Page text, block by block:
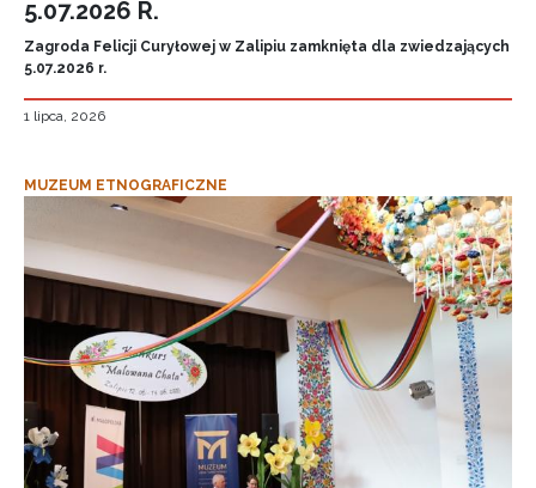
5.07.2026 R.
Zagroda Felicji Curyłowej w Zalipiu zamknięta dla zwiedzających
5.07.2026 r.
1 lipca, 2026
MUZEUM ETNOGRAFICZNE